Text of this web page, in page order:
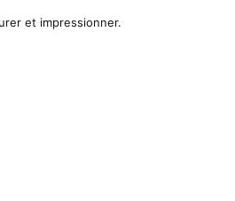
et impressionner.